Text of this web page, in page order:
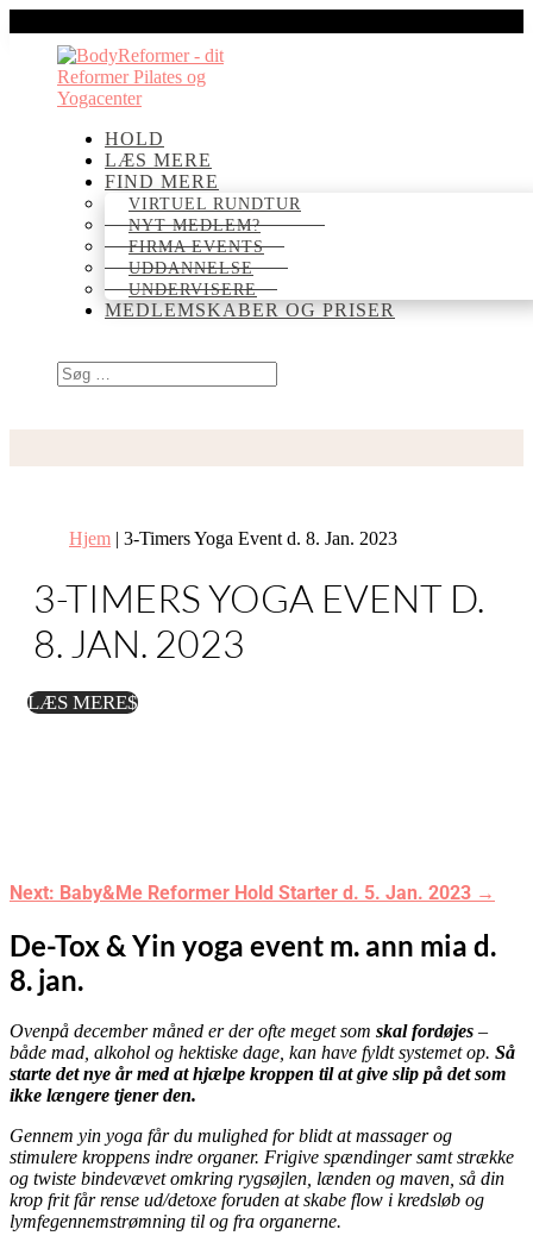
HOLD
LÆS MERE
FIND MERE
VIRTUEL RUNDTUR
NYT MEDLEM?
FIRMA EVENTS
UDDANNELSE
UNDERVISERE
MEDLEMSKABER OG PRISER
Hjem | 3-Timers Yoga Event d. 8. Jan. 2023
3-TIMERS YOGA EVENT D.
8. JAN. 2023
LÆS MERE
Next: Baby&Me Reformer Hold Starter d. 5. Jan. 2023 →
De-Tox & Yin yoga event m. ann mia d.
8. jan.
Ovenpå december måned er der ofte meget som skal fordøjes –
både mad, alkohol og hektiske dage, kan have fyldt systemet op. Så
starte det nye år med at hjælpe kroppen til at give slip på det som
ikke længere tjener den.
Gennem yin yoga får du mulighed for blidt at massager og
stimulere kroppens indre organer. Frigive spændinger samt strække
og twiste bindevævet omkring rygsøjlen, lænden og maven, så din
krop frit får rense ud/detoxe foruden at skabe flow i kredsløb og
lymfegennemstrømning til og fra organerne.